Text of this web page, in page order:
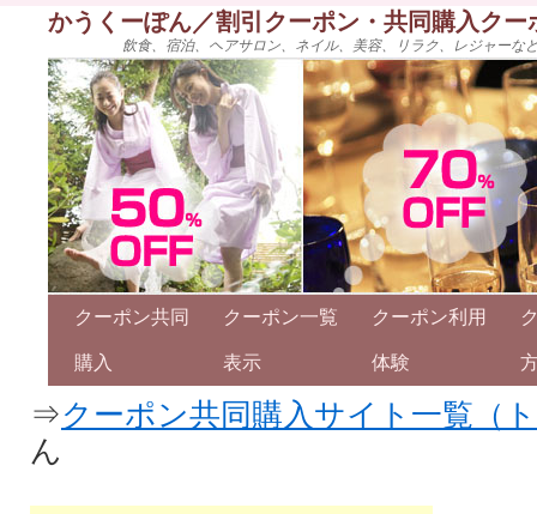
かうくーぽん／割引クーポン・共同購入ク
飲食、宿泊、ヘアサロン、ネイル、美容、リラク、レジャー
クーポン共同
購入
クーポン一覧
表示
クーポン利用
体験
⇒クーポン共同購入サイト一覧（
ん